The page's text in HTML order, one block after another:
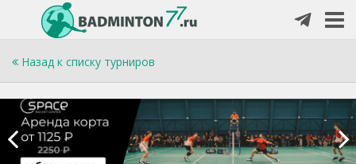
Назад к списку турниров